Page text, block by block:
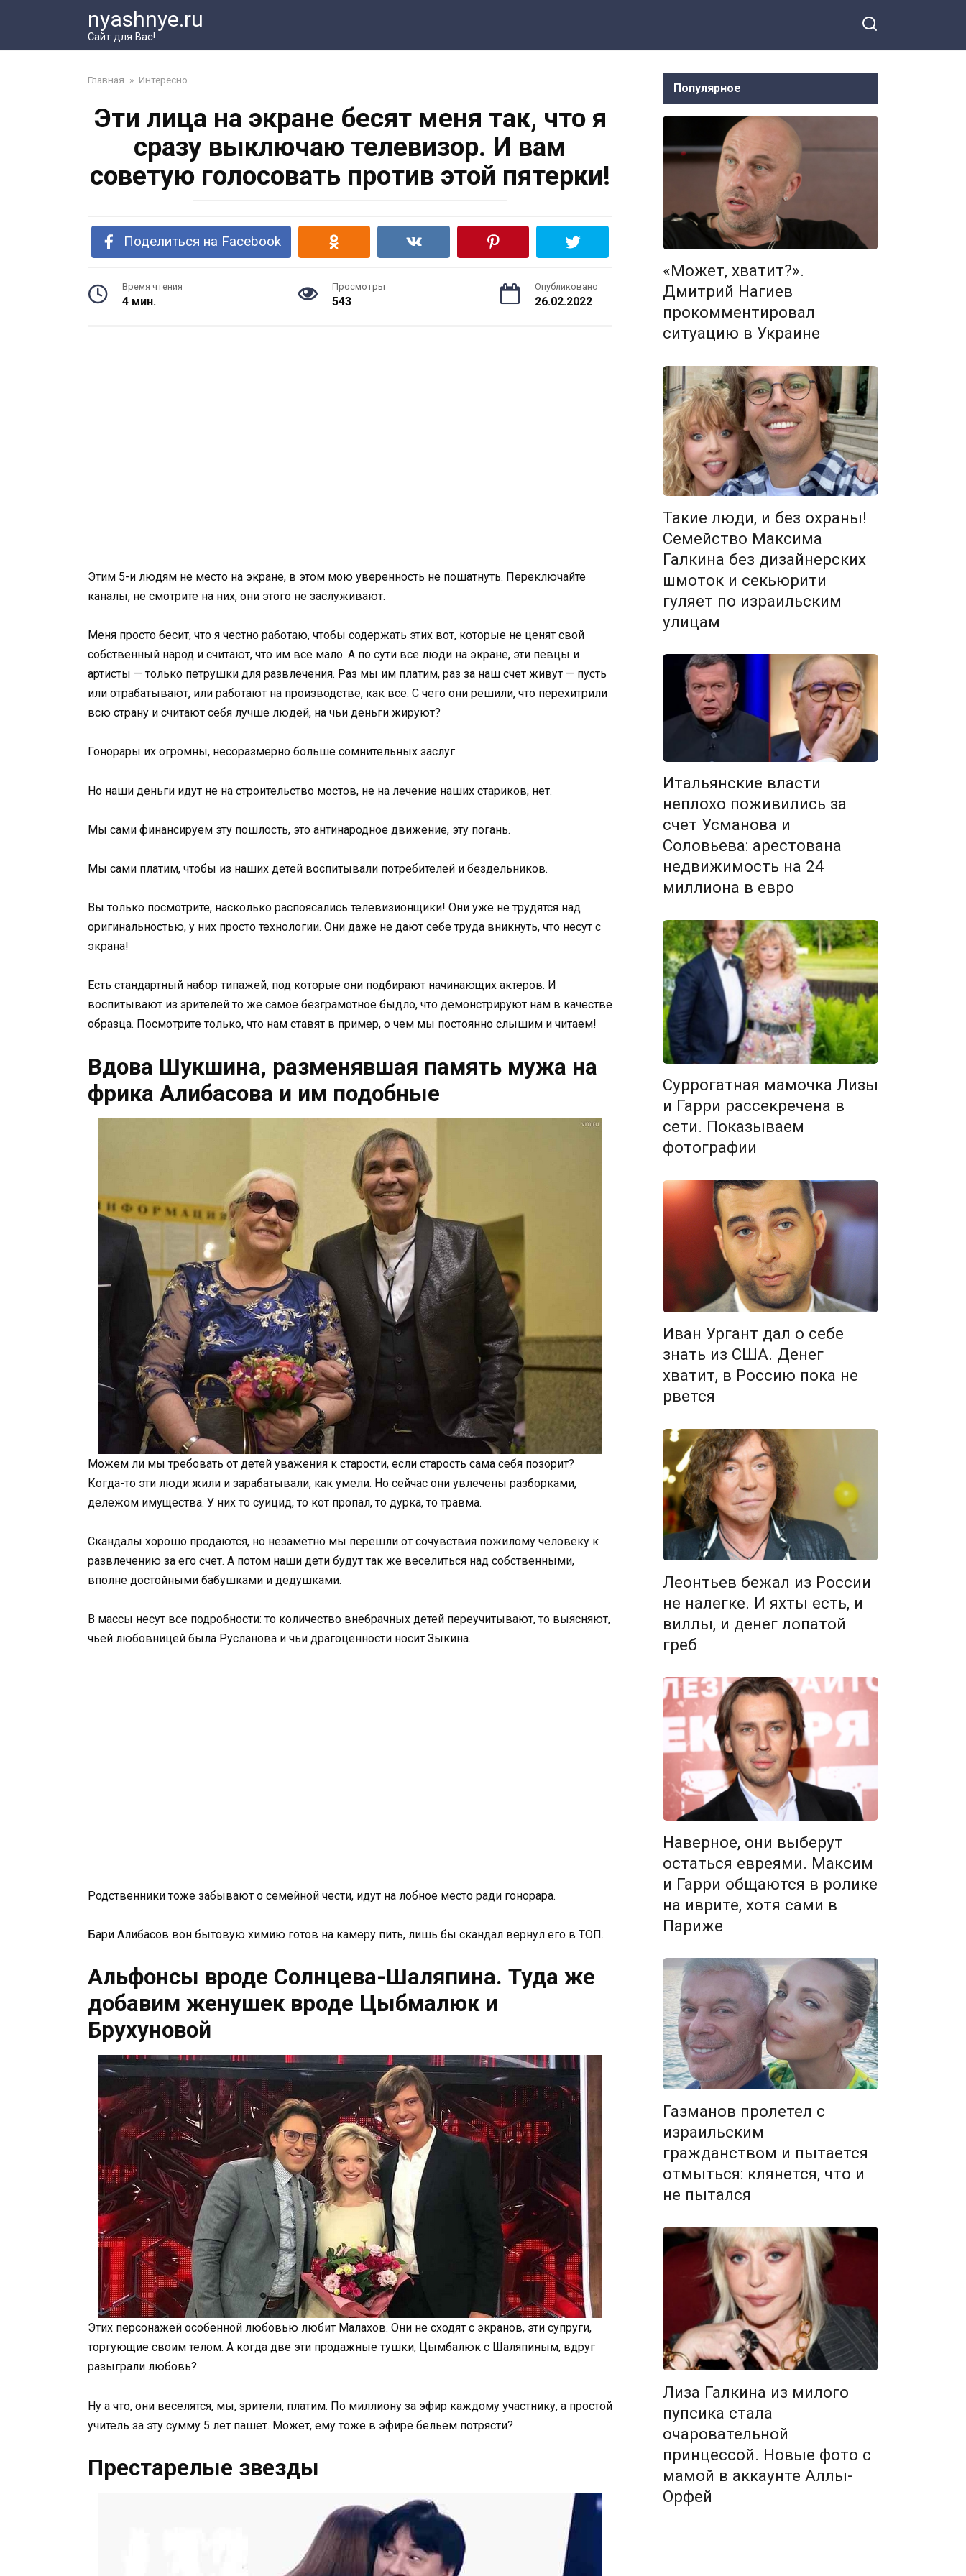
nyashnye.ru
Сайт для Вас!
Главная » Интересно
Эти лица на экране бесят меня так, что я
сразу выключаю телевизор. И вам
советую голосовать против этой пятерки!
Поделиться на Facebook
Время чтения
4 мин.
Просмотры
543
Опубликовано
26.02.2022
Этим 5-и людям не место на экране, в этом мою уверенность не пошатнуть. Переключайте
каналы, не смотрите на них, они этого не заслуживают.
Меня просто бесит, что я честно работаю, чтобы содержать этих вот, которые не ценят свой
собственный народ и считают, что им все мало. А по сути все люди на экране, эти певцы и
артисты — только петрушки для развлечения. Раз мы им платим, раз за наш счет живут — пусть
или отрабатывают, или работают на производстве, как все. С чего они решили, что перехитрили
всю страну и считают себя лучше людей, на чьи деньги жируют?
Гонорары их огромны, несоразмерно больше сомнительных заслуг.
Но наши деньги идут не на строительство мостов, не на лечение наших стариков, нет.
Мы сами финансируем эту пошлость, это антинародное движение, эту погань.
Мы сами платим, чтобы из наших детей воспитывали потребителей и бездельников.
Вы только посмотрите, насколько распоясались телевизионщики! Они уже не трудятся над
оригинальностью, у них просто технологии. Они даже не дают себе труда вникнуть, что несут с
экрана!
Есть стандартный набор типажей, под которые они подбирают начинающих актеров. И
воспитывают из зрителей то же самое безграмотное быдло, что демонстрируют нам в качестве
образца. Посмотрите только, что нам ставят в пример, о чем мы постоянно слышим и читаем!
Вдова Шукшина, разменявшая память мужа на
фрика Алибасова и им подобные
Можем ли мы требовать от детей уважения к старости, если старость сама себя позорит?
Когда-то эти люди жили и зарабатывали, как умели. Но сейчас они увлечены разборками,
дележом имущества. У них то суицид, то кот пропал, то дурка, то травма.
Скандалы хорошо продаются, но незаметно мы перешли от сочувствия пожилому человеку к
развлечению за его счет. А потом наши дети будут так же веселиться над собственными,
вполне достойными бабушками и дедушками.
В массы несут все подробности: то количество внебрачных детей переучитывают, то выясняют,
чьей любовницей была Русланова и чьи драгоценности носит Зыкина.
Родственники тоже забывают о семейной чести, идут на лобное место ради гонорара.
Бари Алибасов вон бытовую химию готов на камеру пить, лишь бы скандал вернул его в ТОП.
Альфонсы вроде Солнцева-Шаляпина. Туда же
добавим женушек вроде Цыбмалюк и
Брухуновой
Этих персонажей особенной любовью любит Малахов. Они не сходят с экранов, эти супруги,
торгующие своим телом. А когда две эти продажные тушки, Цымбалюк с Шаляпиным, вдруг
разыграли любовь?
Ну а что, они веселятся, мы, зрители, платим. По миллиону за эфир каждому участнику, а простой
учитель за эту сумму 5 лет пашет. Может, ему тоже в эфире бельем потрясти?
Престарелые звезды
Популярное
«Может, хватит?».
Дмитрий Нагиев
прокомментировал
ситуацию в Украине
Такие люди, и без охраны!
Семейство Максима
Галкина без дизайнерских
шмоток и секьюрити
гуляет по израильским
улицам
Итальянские власти
неплохо поживились за
счет Усманова и
Соловьева: арестована
недвижимость на 24
миллиона в евро
Суррогатная мамочка Лизы
и Гарри рассекречена в
сети. Показываем
фотографии
Иван Ургант дал о себе
знать из США. Денег
хватит, в Россию пока не
рвется
Леонтьев бежал из России
не налегке. И яхты есть, и
виллы, и денег лопатой
греб
Наверное, они выберут
остаться евреями. Максим
и Гарри общаются в ролике
на иврите, хотя сами в
Париже
Газманов пролетел с
израильским
гражданством и пытается
отмыться: клянется, что и
не пытался
Лиза Галкина из милого
пупсика стала
очаровательной
принцессой. Новые фото с
мамой в аккаунте Аллы-
Орфей
постарела. Даже сын не